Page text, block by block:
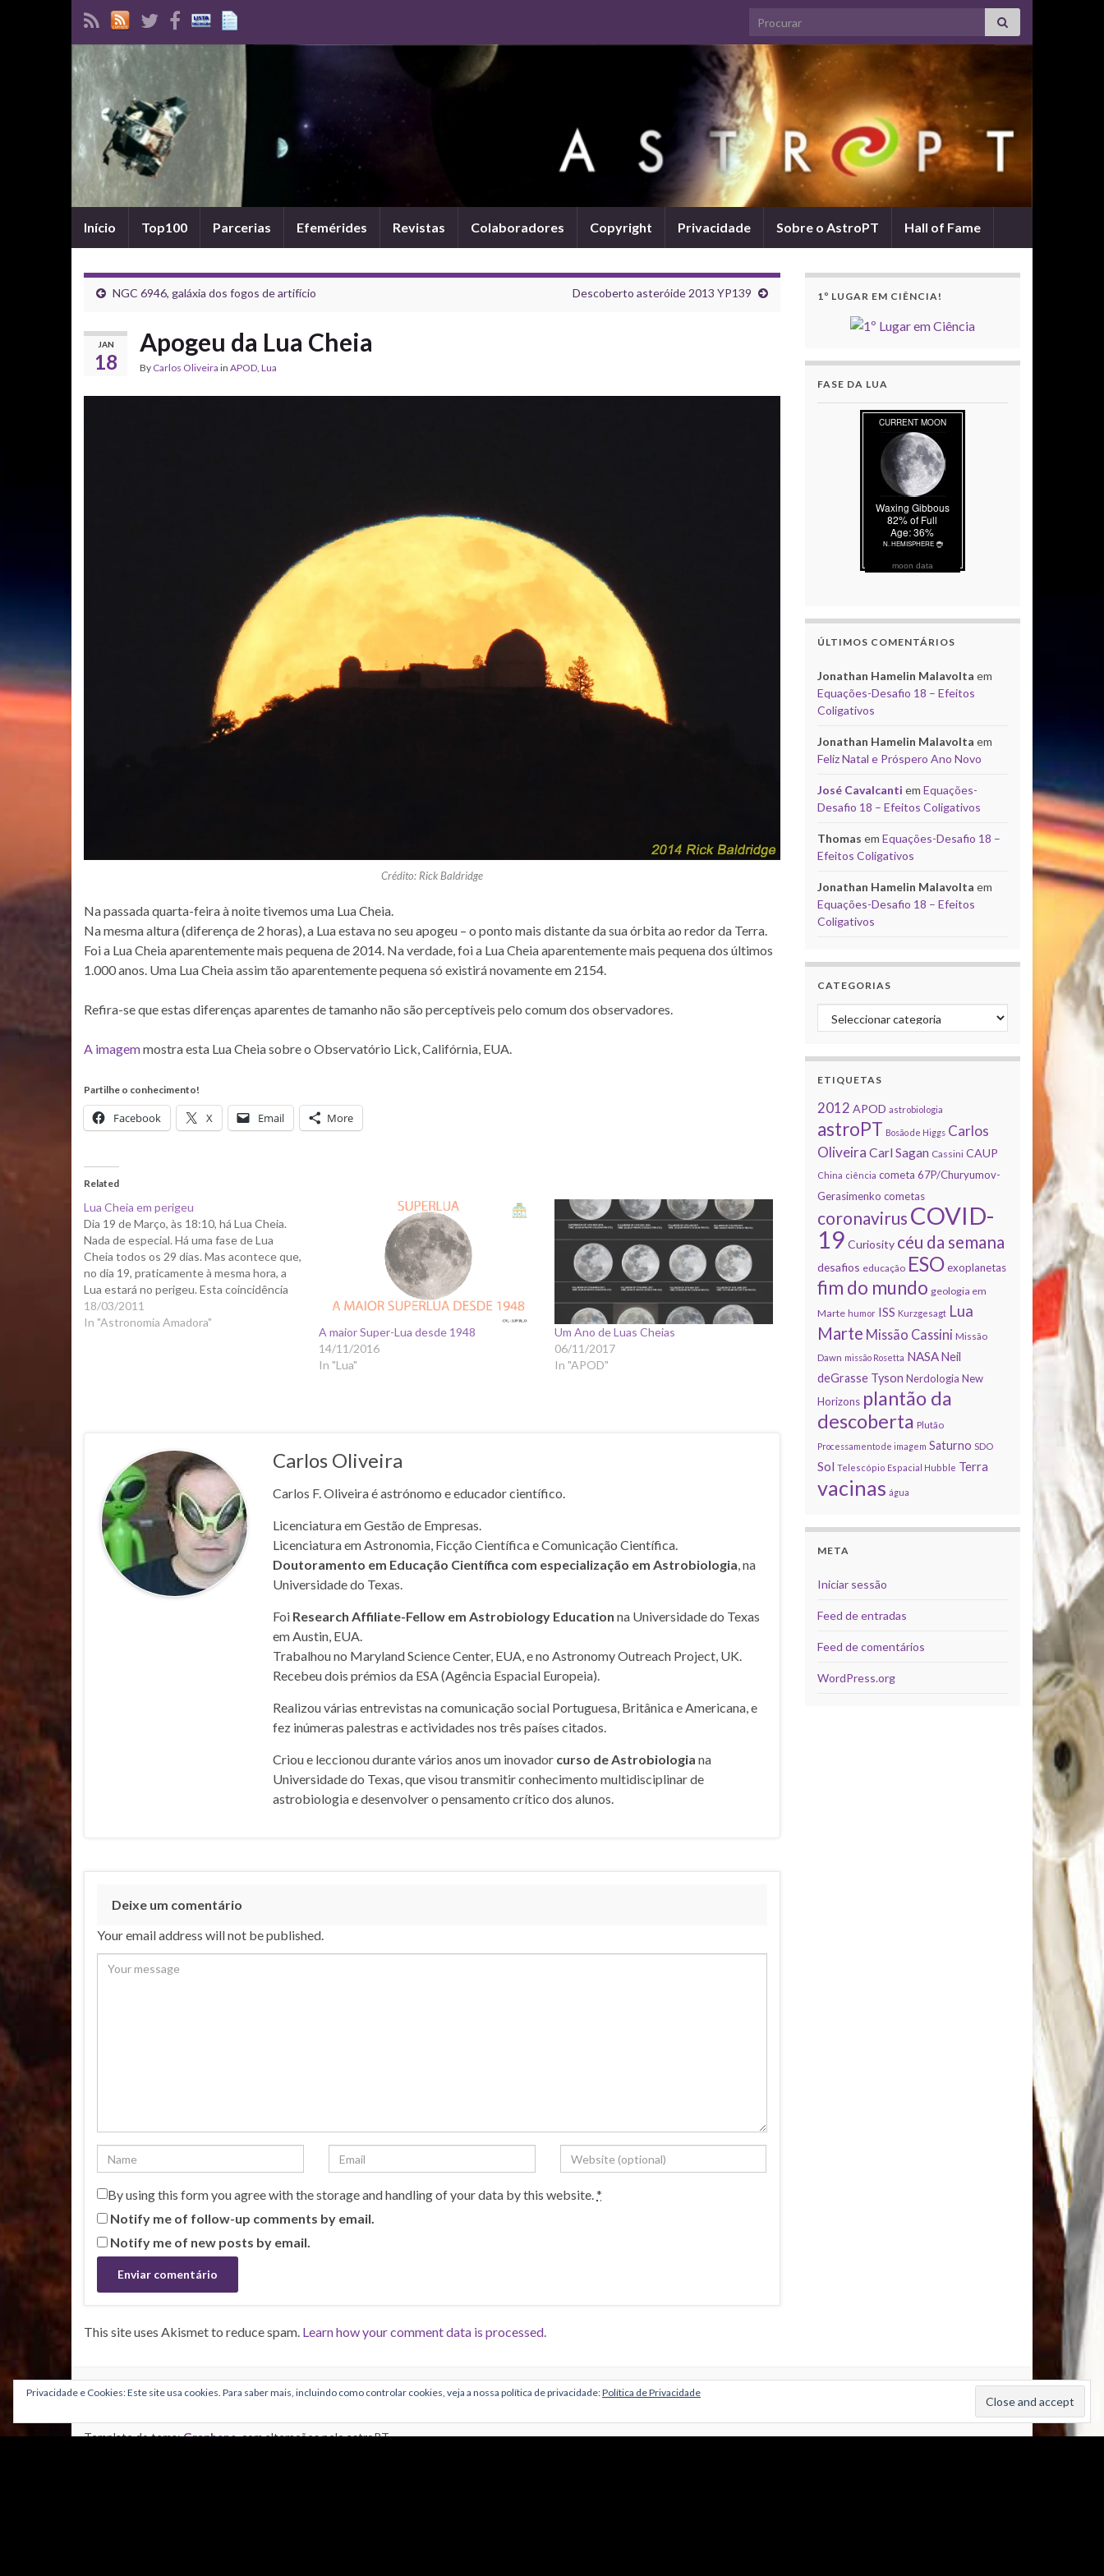
Search for:
Início Top100 Parcerias Efemérides Revistas Colaboradores Copyright Privacidade Sobre o AstroPT Hall of Fame
NGC 6946, galáxia dos fogos de artifício Descoberto asteróide 2013 YP139
JAN
18
Apogeu da Lua Cheia
By Carlos Oliveira in APOD, Lua
Crédito: Rick Baldridge
Na passada quarta-feira à noite tivemos uma Lua Cheia.
Na mesma altura (diferença de 2 horas), a Lua estava no seu apogeu – o ponto mais distante da sua órbita ao redor da Terra.
Foi a Lua Cheia aparentemente mais pequena de 2014. Na verdade, foi a Lua Cheia aparentemente mais pequena dos últimos
1.000 anos. Uma Lua Cheia assim tão aparentemente pequena só existirá novamente em 2154.
Refira-se que estas diferenças aparentes de tamanho não são perceptíveis pelo comum dos observadores.
A imagemmostra esta Lua Cheia sobre o Observatório Lick, Califórnia, EUA.
Partilhe o conhecimento!
Facebook X Email More
Related
Lua Cheia em perigeu
Dia 19 de Março, às 18:10, há Lua Cheia.
Nada de especial. Há uma fase de Lua
Cheia todos os 29 dias. Mas acontece que,
no dia 19, praticamente à mesma hora, a
Lua estará no perigeu. Esta coincidência
repete-se a cada 18 anos,
aproximadamente, e a última vez que…
18/03/2011
In "Astronomia Amadora"
A maior Super-Lua desde 1948
14/11/2016
In "Lua"
Um Ano de Luas Cheias
06/11/2017
In "APOD"
Carlos Oliveira
Carlos F. Oliveira é astrónomo e educador científico.
Licenciatura em Gestão de Empresas.
Licenciatura em Astronomia, Ficção Científica e Comunicação Científica.
Doutoramento em Educação Científica com especialização em Astrobiologia, na
Universidade do Texas.
Foi Research Affiliate-Fellow em Astrobiology Education na Universidade do Texas
em Austin, EUA.
Trabalhou no Maryland Science Center, EUA, e no Astronomy Outreach Project, UK.
Recebeu dois prémios da ESA (Agência Espacial Europeia).
Realizou várias entrevistas na comunicação social Portuguesa, Britânica e Americana, e
fez inúmeras palestras e actividades nos três países citados.
Criou e leccionou durante vários anos um inovador curso de Astrobiologia na
Universidade do Texas, que visou transmitir conhecimento multidisciplinar de
astrobiologia e desenvolver o pensamento crítico dos alunos.
Deixe um comentário
Your email address will not be published.
By using this form you agree with the storage and handling of your data by this website.*
Notify me of follow-up comments by email.
Notify me of new posts by email.
This site uses Akismet to reduce spam. Learn how your comment data is processed.
1º LUGAR EM CIÊNCIA!
FASE DA LUA
moon data
ÚLTIMOS COMENTÁRIOS
Jonathan Hamelin Malavolta em
Equações-Desafio 18 – Efeitos
Coligativos
Jonathan Hamelin Malavolta em
Feliz Natal e Próspero Ano Novo
José Cavalcanti em Equações-
Desafio 18 – Efeitos Coligativos
Thomas em Equações-Desafio 18 –
Efeitos Coligativos
Jonathan Hamelin Malavolta em
Equações-Desafio 18 – Efeitos
Coligativos
CATEGORIAS
Categorias
ETIQUETAS
2012 APOD astrobiologia
astroPT Bosão de Higgs Carlos
Oliveira Carl Sagan Cassini CAUP
China ciência cometa 67P/Churyumov-
Gerasimenko cometas
coronavirus COVID-
19 Curiosity céu da semana
desafios educação ESO exoplanetas
fim do mundo geologia em
Marte humor ISS Kurzgesagt Lua
Marte Missão Cassini Missão
Dawn missão Rosetta NASA Neil
deGrasse Tyson Nerdologia New
Horizons plantão da
descoberta Plutão
Processamento de imagem Saturno SDO
Sol Telescópio Espacial Hubble Terra
vacinas água
META
Iniciar sessão
Feed de entradas
Feed de comentários
WordPress.org
CRÉDITOS
Template do tema:Graphene, com alterações pelo astroPT
Alojamento por Simbiose
Privacidade e Cookies: Este site usa cookies. Para saber mais, incluindo como controlar cookies, veja a nossa política de privacidade:Política de Privacidade